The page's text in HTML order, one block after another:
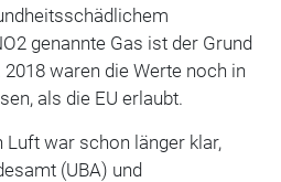
genannte Gas ist der Grund
waren die Werte noch in
als die EU erlaubt.
Luft war schon länger klar,
(UBA) und